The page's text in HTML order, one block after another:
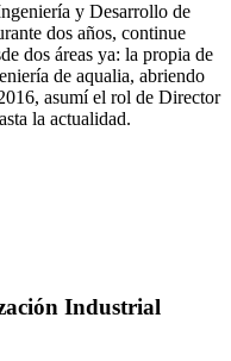
y Desarrollo de
dos años, continue
dos áreas ya: la propia de
de aqualia, abriendo
asumí el rol de Director
la actualidad.
Industrial